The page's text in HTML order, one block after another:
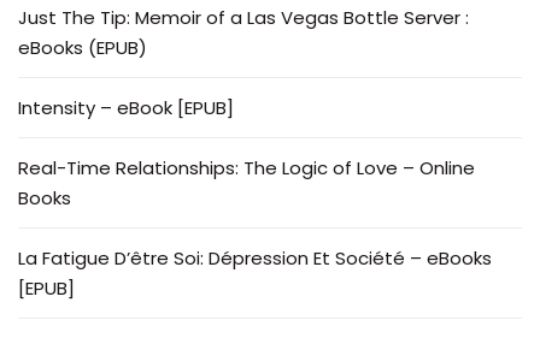
Just The Tip: Memoir of a Las Vegas Bottle Server :
eBooks (EPUB)
Intensity – eBook [EPUB]
Real-Time Relationships: The Logic of Love – Online
Books
La Fatigue D’être Soi: Dépression Et Société – eBooks
[EPUB]